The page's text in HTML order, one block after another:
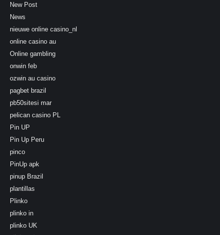
New Post
News
nieuwe online casino_nl
online casino au
Online gambling
onwin feb
ozwin au casino
pagbet brazil
pb50sitesi mar
pelican casino PL
Pin UP
Pin Up Peru
pinco
PinUp apk
pinup Brazil
plantillas
Plinko
plinko in
plinko UK